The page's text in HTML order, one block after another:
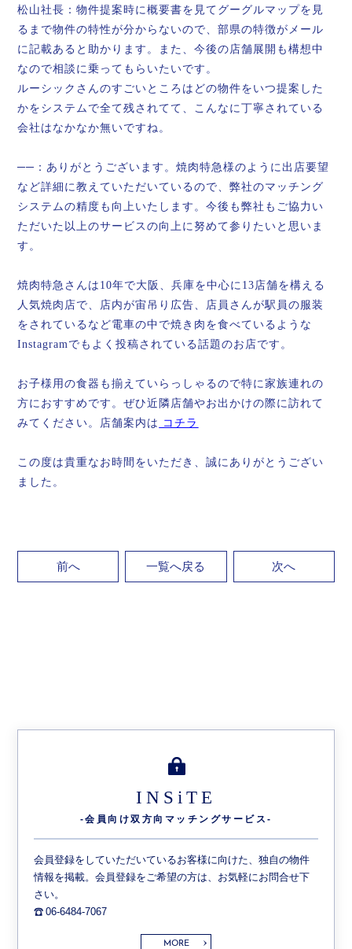
松山社長：物件提案時に概要書を見てグーグルマップを見
るまで物件の特性が分からないので、部県の特徴がメール
に記載あると助かります。また、今後の店舗展開も構想中
なので相談に乗ってもらいたいです。
ルーシックさんのすごいところはどの物件をいつ提案した
かをシステムで全て残されてて、こんなに丁寧されている
会社はなかなか無いですね。
──：ありがとうございます。焼肉特急様のように出店要望
など詳細に教えていただいているので、弊社のマッチング
システムの精度も向上いたします。今後も弊社もご協力い
ただいた以上のサービスの向上に努めて参りたいと思いま
す。
焼肉特急さんは10年で大阪、兵庫を中心に13店舗を構える
人気焼肉店で、店内が宙吊り広告、店員さんが駅員の服装
をされているなど電車の中で焼き肉を食べているような
Instagramでもよく投稿されている話題のお店です。
お子様用の食器も揃えていらっしゃるので特に家族連れの
方におすすめです。ぜひ近隣店舗やお出かけの際に訪れて
みてください。店舗案内は コチラ
この度は貴重なお時間をいただき、誠にありがとうござい
ました。
前へ 一覧へ戻る 次へ
INSiTE
-会員向け双方向 マッチングサービス-
会員登録をしていただいているお客様に向けた、独自の物件
情報を掲載。会員登録をご希望の方は、お気軽にお問合せ下
さい。
06-6484-7067
MORE